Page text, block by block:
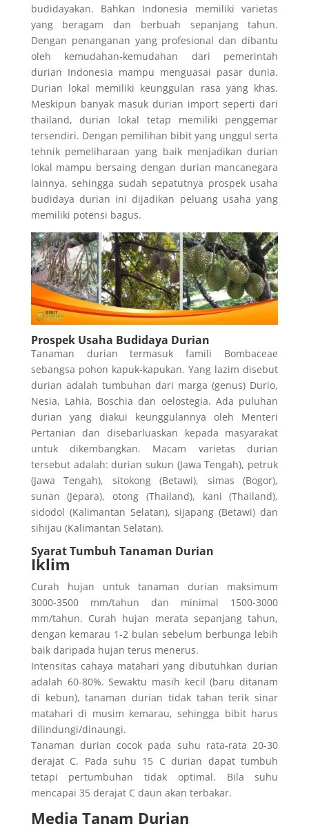
budidayakan. Bahkan Indonesia memiliki varietas
yang beragam dan berbuah sepanjang tahun.
Dengan penanganan yang profesional dan dibantu
oleh kemudahan-kemudahan dari pemerintah
durian Indonesia mampu menguasai pasar dunia.
Durian lokal memiliki keunggulan rasa yang khas.
Meskipun banyak masuk durian import seperti dari
thailand, durian lokal tetap memiliki penggemar
tersendiri. Dengan pemilihan bibit yang unggul serta
tehnik pemeliharaan yang baik menjadikan durian
lokal mampu bersaing dengan durian mancanegara
lainnya, sehingga sudah sepatutnya prospek usaha
budidaya durian ini dijadikan peluang usaha yang
memiliki potensi bagus.
Prospek Usaha Budidaya Durian
Tanaman durian termasuk famili Bombaceae
sebangsa pohon kapuk-kapukan. Yang lazim disebut
durian adalah tumbuhan dari marga (genus) Durio,
Nesia, Lahia, Boschia dan oelostegia. Ada puluhan
durian yang diakui keunggulannya oleh Menteri
Pertanian dan disebarluaskan kepada masyarakat
untuk dikembangkan. Macam varietas durian
tersebut adalah: durian sukun (Jawa Tengah), petruk
(Jawa Tengah), sitokong (Betawi), simas (Bogor),
sunan (Jepara), otong (Thailand), kani (Thailand),
sidodol (Kalimantan Selatan), sijapang (Betawi) dan
sihijau (Kalimantan Selatan).
Syarat Tumbuh Tanaman Durian
Iklim
Curah hujan untuk tanaman durian maksimum
3000-3500 mm/tahun dan minimal 1500-3000
mm/tahun. Curah hujan merata sepanjang tahun,
dengan kemarau 1-2 bulan sebelum berbunga lebih
baik daripada hujan terus menerus.
Intensitas cahaya matahari yang dibutuhkan durian
adalah 60-80%. Sewaktu masih kecil (baru ditanam
di kebun), tanaman durian tidak tahan terik sinar
matahari di musim kemarau, sehingga bibit harus
dilindungi/dinaungi.
Tanaman durian cocok pada suhu rata-rata 20-30
derajat C. Pada suhu 15 C durian dapat tumbuh
tetapi pertumbuhan tidak optimal. Bila suhu
mencapai 35 derajat C daun akan terbakar.
Media Tanam Durian